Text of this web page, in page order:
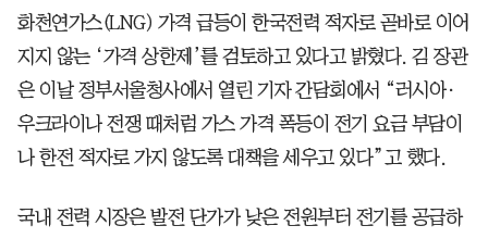
화천연가스(LNG) 가격 급등이 한국전력 적자로 곧바로 이어
지지 않는 ‘가격 상한제’를 검토하고 있다고 밝혔다. 김 장관
은 이날 정부서울청사에서 열린 기자 간담회에서 “러시아·
우크라이나 전쟁 때처럼 가스 가격 폭등이 전기 요금 부담이
나 한전 적자로 가지 않도록 대책을 세우고 있다”고 했다.
국내 전력 시장은 발전 단가가 낮은 전원부터 전기를 공급하